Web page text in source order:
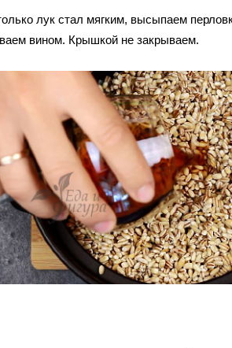
лук стал мягким, высыпаем
вином. Крышкой не закрываем.